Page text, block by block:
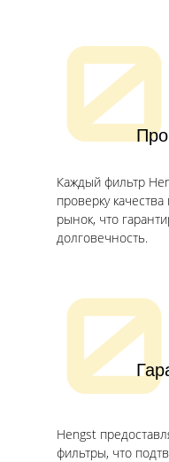
Каждый фильтр
проверку
рынок, что
долговечность.
Hengst
фильтры, что